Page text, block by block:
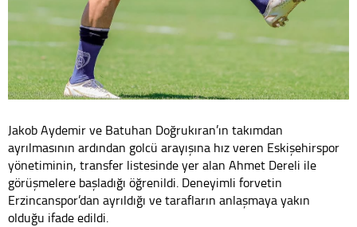
Jakob Aydemir ve Batuhan Doğrukıran’ın takımdan
ayrılmasının ardından golcü arayışına hız veren Eskişehirspor
yönetiminin, transfer listesinde yer alan Ahmet Dereli ile
görüşmelere başladığı öğrenildi. Deneyimli forvetin
Erzincanspor’dan ayrıldığı ve tarafların anlaşmaya yakın
olduğu ifade edildi.